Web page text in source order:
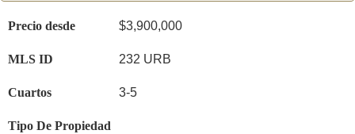
Precio desde $3,900,000
MLS ID 232 URB
Cuartos 3-5
Tipo De Propiedad